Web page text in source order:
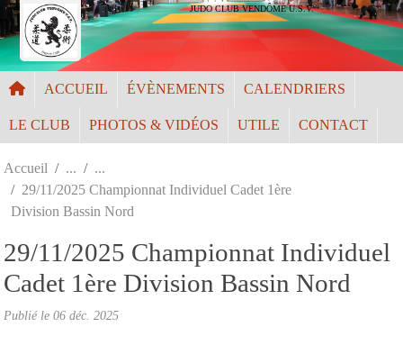
JUDO CLUB VENDÔME U.S.V.
ACCUEIL ÉVÈNEMENTS CALENDRIERS
LE CLUB PHOTOS & VIDÉOS UTILE CONTACT
Accueil
29/11/2025 Championnat Individuel Cadet 1ère
Division Bassin Nord
29/11/2025 Championnat Individuel
Cadet 1ère Division Bassin Nord
Publié le 06 déc. 2025
Panneau de gestion des cookies